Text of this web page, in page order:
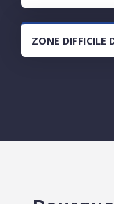
ZONE DIFFICILE